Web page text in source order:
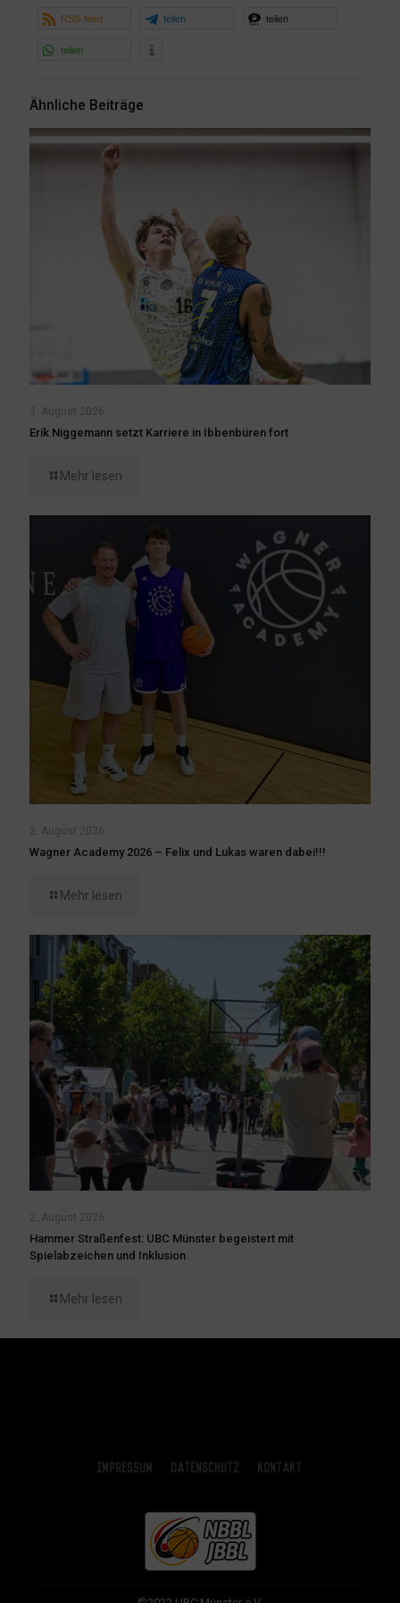
RSS-feed teilen teilen
teilen
Ähnliche Beiträge
3. August 2026
Erik Niggemann setzt Karriere in Ibbenbüren fort
Mehr lesen
2. August 2026
Wagner Academy 2026 – Felix und Lukas waren dabei!!!
Mehr lesen
2. August 2026
Hammer Straßenfest: UBC Münster begeistert mit
Spielabzeichen und Inklusion
Mehr lesen
Impressum Datenschutz Kontakt